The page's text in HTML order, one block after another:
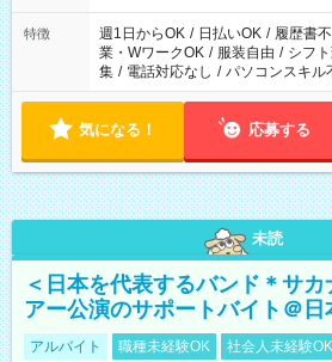
特徴 週1日からOK / 日払いOK / 履歴書
業・WワークOK / 服装自由 / シフ
集 / 電話対応なし / パソコンスキル
気になる！ 応募する
未読
＜日本を代表するバンド＊サ
アー公演のサポートバイト＠日
アルバイト 職種未経験OK 社会人未経験OK